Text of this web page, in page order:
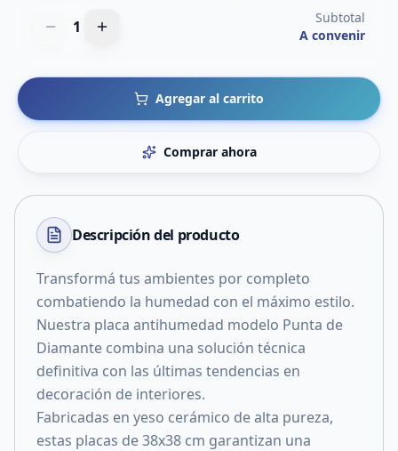
1
Subtotal
A convenir
Agregar al carrito
Comprar ahora
Descripción del producto
Transformá tus ambientes por completo
combatiendo la humedad con el máximo estilo.
Nuestra placa antihumedad modelo Punta de
Diamante combina una solución técnica
definitiva con las últimas tendencias en
decoración de interiores.
​Fabricadas en yeso cerámico de alta pureza,
estas placas de 38x38 cm garantizan una